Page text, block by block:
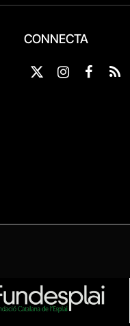
CONNECTA
X
Instagram
Facebook
RSS